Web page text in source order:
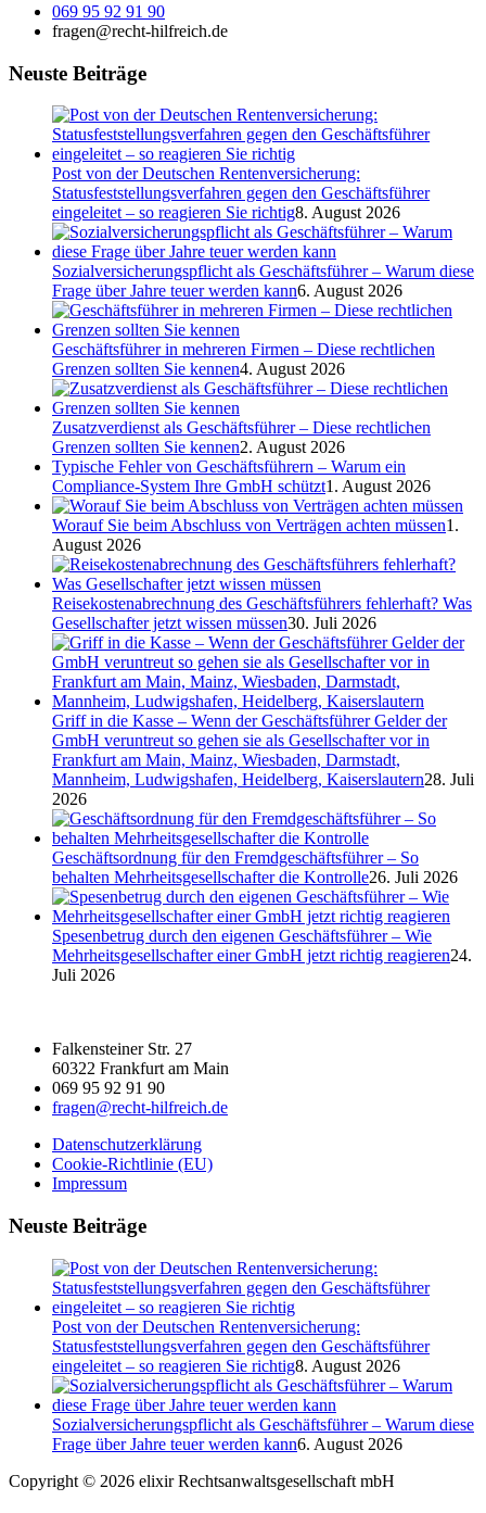
069 95 92 91 90
fragen@recht-hilfreich.de
Neuste Beiträge
Post von der Deutschen Rentenversicherung:
Statusfeststellungsverfahren gegen den Geschäftsführer
eingeleitet – so reagieren Sie richtig8. August 2026
Sozialversicherungspflicht als Geschäftsführer – Warum diese
Frage über Jahre teuer werden kann6. August 2026
Geschäftsführer in mehreren Firmen – Diese rechtlichen
Grenzen sollten Sie kennen4. August 2026
Zusatzverdienst als Geschäftsführer – Diese rechtlichen
Grenzen sollten Sie kennen2. August 2026
Typische Fehler von Geschäftsführern – Warum ein
Compliance-System Ihre GmbH schützt1. August 2026
Worauf Sie beim Abschluss von Verträgen achten müssen1.
August 2026
Reisekostenabrechnung des Geschäftsführers fehlerhaft? Was
Gesellschafter jetzt wissen müssen30. Juli 2026
Griff in die Kasse – Wenn der Geschäftsführer Gelder der
GmbH veruntreut so gehen sie als Gesellschafter vor in
Frankfurt am Main, Mainz, Wiesbaden, Darmstadt,
Mannheim, Ludwigshafen, Heidelberg, Kaiserslautern28. Juli
2026
Geschäftsordnung für den Fremdgeschäftsführer – So
behalten Mehrheitsgesellschafter die Kontrolle26. Juli 2026
Spesenbetrug durch den eigenen Geschäftsführer – Wie
Mehrheitsgesellschafter einer GmbH jetzt richtig reagieren24.
Juli 2026
Falkensteiner Str. 27
60322 Frankfurt am Main
069 95 92 91 90
fragen@recht-hilfreich.de
Datenschutzerklärung
Cookie-Richtlinie (EU)
Impressum
Neuste Beiträge
Post von der Deutschen Rentenversicherung:
Statusfeststellungsverfahren gegen den Geschäftsführer
eingeleitet – so reagieren Sie richtig8. August 2026
Sozialversicherungspflicht als Geschäftsführer – Warum diese
Frage über Jahre teuer werden kann6. August 2026
Copyright © 2026 elixir Rechtsanwaltsgesellschaft mbH